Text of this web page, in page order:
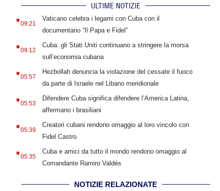
ULTIME NOTIZIE
.09:21
Vaticano celebra i legami con Cuba con il
documentario “Il Papa e Fidel”
.09:12
Cuba: gli Stati Uniti continuano a stringere la morsa
sull’economia cubana
.05:57
Hezbollah denuncia la violazione del cessate il fuoco
da parte di Israele nel Libano meridionale
.05:53
Difendere Cuba significa difendere l’America Latina,
affermano i brasiliani
.05:39
Creatori cubani rendono omaggio al loro vincolo con
Fidel Castro
.05:35
Cuba e amici da tutto il mondo rendono omaggio al
Comandante Ramiro Valdés
NOTIZIE RELAZIONATE